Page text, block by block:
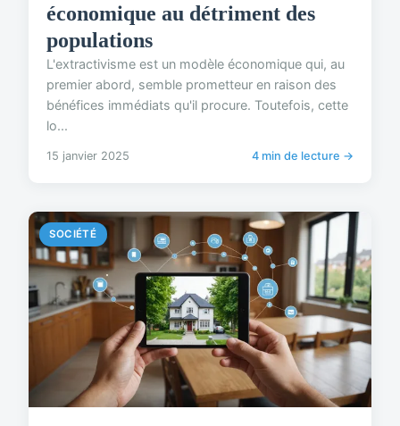
économique au détriment des
populations
L'extractivisme est un modèle économique qui, au
premier abord, semble prometteur en raison des
bénéfices immédiats qu'il procure. Toutefois, cette
lo...
15 janvier 2025 4 min de lecture →
SOCIÉTÉ